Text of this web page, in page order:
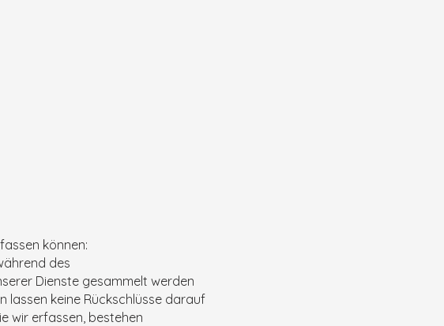
können:
des
Dienste gesammelt werden
lassen keine Rückschlüsse darauf
wir erfassen, bestehen